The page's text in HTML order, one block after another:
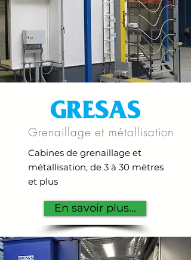
Grenaillage et métallisation
Cabines de grenaillage et
métallisation, de 3 à 30 mètres
et plus
En savoir plus...